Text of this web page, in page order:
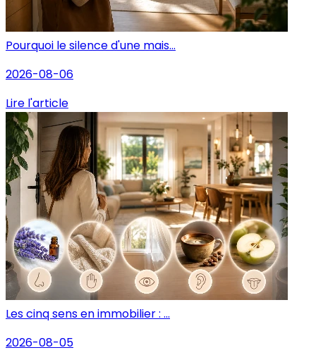
Pourquoi le silence d'une mais...
2026-08-06
Lire l'article
Les cinq sens en immobilier : ...
2026-08-05